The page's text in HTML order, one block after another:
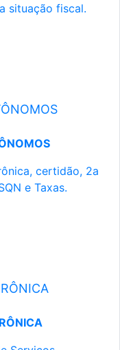
situação fiscal.
certidão, 2a
e Taxas.